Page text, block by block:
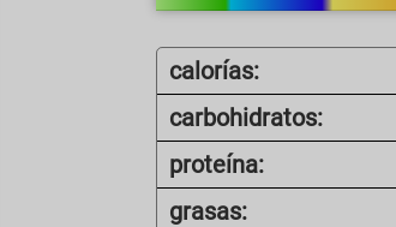
calorías:
carbohidratos:
proteína:
grasas: